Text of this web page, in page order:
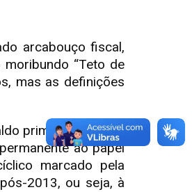
arcabouço fiscal,
“Teto de
mas as definições
primário e regras
ao papel
marcado pela
2013, ou seja, à